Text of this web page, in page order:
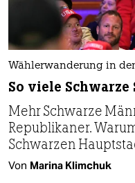
Wählerwanderung in
So viele Schwarze
Mehr Schwarze
Republikaner.
Schwarzen
Von Marina Klimchuk